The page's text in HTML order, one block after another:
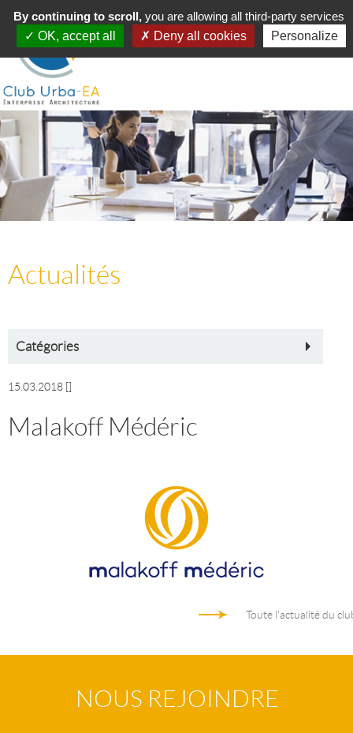
Toggle
navigation
MENU
Actualités
Catégories
15.03.2018
Malakoff Médéric
Toute l'actualité du
NOUS REJOINDRE
By continuing to scroll,you are allowing all third-party services
OK, accept all
Deny all cookies Personalize